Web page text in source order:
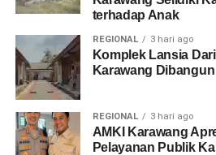
terhadap Anak
REGIONAL 3 hari ago
Komplek Lansia
Karawang Dibangun
REGIONAL 3 hari ago
AMKI Karawang
Pelayanan Publik